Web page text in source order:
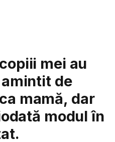
mei au
de
mamă, dar
modul în